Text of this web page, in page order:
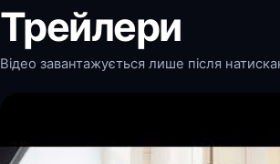
Трейлери
Відео завантажується лише після